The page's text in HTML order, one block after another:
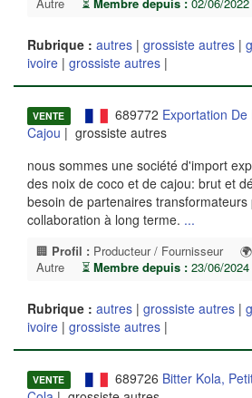
Rubrique : autres | grossiste autres |
ivoire | grossiste autres |
VENTE 689772 Exportation
Cajou | grossiste autres
nous sommes une société d'import
des noix de coco et de cajou: brut et
besoin de partenaires transformateurs
collaboration à long terme. ...
🏢 Profil : Producteur / Fournisseur 🌍
Autre
⏳ Membre depuis : 23/06/2024
Rubrique : autres | grossiste autres |
ivoire | grossiste autres |
VENTE 689726 Bitter Kola,